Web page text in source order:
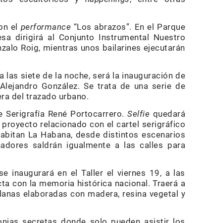
el performance “Los abrazos”. En el Parque
dirigirá al Conjunto Instrumental Nuestro
Roig, mientras unos bailarines ejecutarán
las siete de la noche, será la inauguración de
González. Se trata de una serie de
del trazado urbano.
René Portocarrero. Selfie quedará
relacionado con el cartel serigráfico
La Habana, desde distintos escenarios
saldrán igualmente a las calles para
inaugurará en el Taller el viernes 19, a las
con la memoria histórica nacional. Traerá a
elaboradas con madera, resina vegetal y